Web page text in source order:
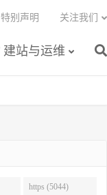
建站与运维
特别声明 关注我们
https (5044)